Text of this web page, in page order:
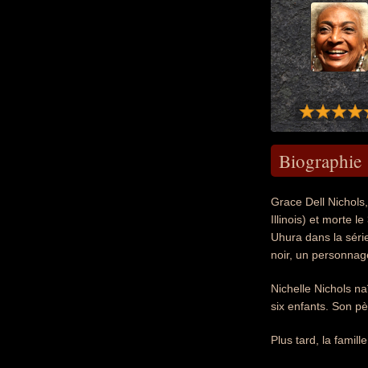
Biographie
Grace Dell
Illinois) et morte
Uhura dans la
noir, un
Nichelle Nichols
six enfants. Son
Plus tard, la